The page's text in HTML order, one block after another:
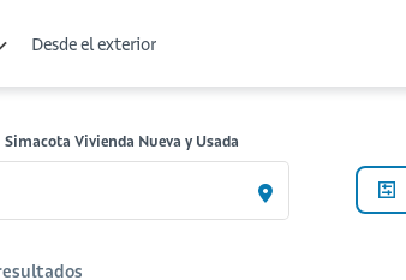
Desde el exterior
Vivienda Nueva y Usada